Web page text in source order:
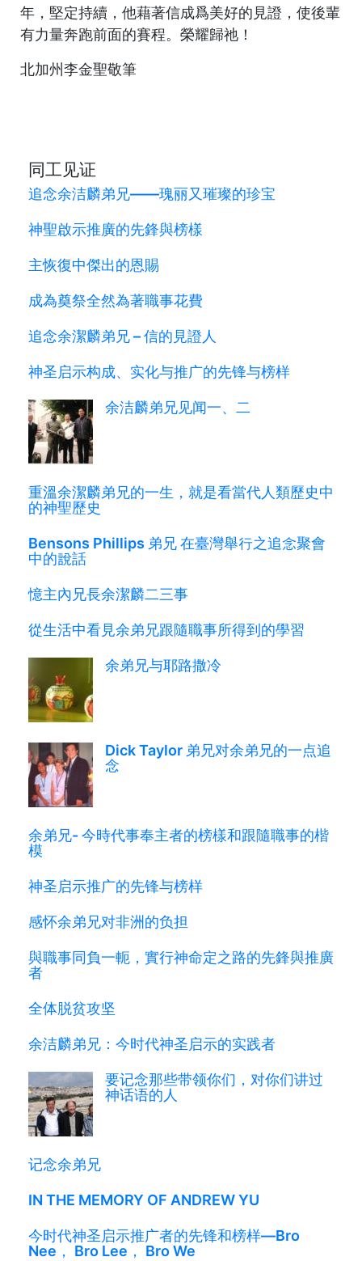
年，堅定持續，他藉著信成爲美好的見證，使後輩
有力量奔跑前面的賽程。榮耀歸祂！
北加州李金聖敬筆
同工见证
追念余洁麟弟兄——瑰丽又璀璨的珍宝
神聖啟示推廣的先鋒與榜樣
主恢復中傑出的恩賜
成為奠祭全然為著職事花費
追念余潔麟弟兄 – 信的見證人
神圣启示构成、实化与推广的先锋与榜样
余洁麟弟兄见闻一、二
重溫余潔麟弟兄的一生，就是看當代人類歷史中
的神聖歷史
Bensons Phillips 弟兄 在臺灣舉行之追念聚會
中的說話
憶主內兄長余潔麟二三事
從生活中看見余弟兄跟隨職事所得到的學習
余弟兄与耶路撒冷
Dick Taylor 弟兄对余弟兄的一点追
念
余弟兄- 今時代事奉主者的榜樣和跟隨職事的楷
模
神圣启示推广的先锋与榜样
感怀余弟兄对非洲的负担
與職事同負一軛，實行神命定之路的先鋒與推廣
者
全体脱贫攻坚
余洁麟弟兄：今时代神圣启示的实践者
要记念那些带领你们，对你们讲过
神话语的人
记念余弟兄
IN THE MEMORY OF ANDREW YU
今时代神圣启示推广者的先锋和榜样—Bro
Nee， Bro Lee， Bro We